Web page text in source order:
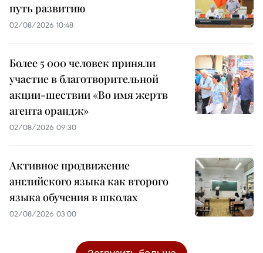
путь развитию
02/08/2026 10:48
Более 5 000 человек приняли
участие в благотворительной
акции-шествии «Во имя жертв
агента орандж»
02/08/2026 09:30
Активное продвижение
английского языка как второго
языка обучения в школах
02/08/2026 03:00